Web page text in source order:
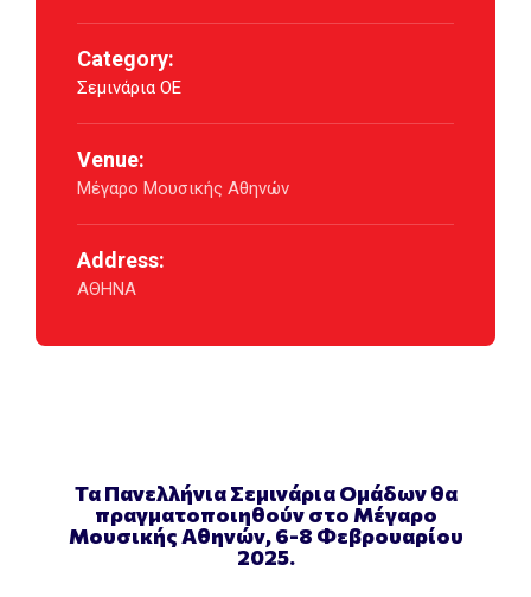
Category:
Σεμινάρια ΟΕ
Venue:
Μέγαρο Μουσικής Αθηνών
Address:
ΑΘΗΝΑ
Τα Πανελλήνια Σεμινάρια Ομάδων θα
πραγματοποιηθούν στο Μέγαρο
Μουσικής Αθηνών, 6-8 Φεβρουαρίου
2025.